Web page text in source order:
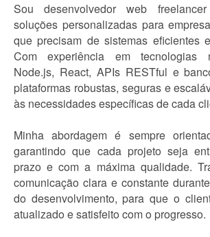
Sou desenvolvedor web
soluções personalizadas para
que precisam de sistemas eficientes
Com experiência em tecnologias
Node.js, React, APIs RESTful e
plataformas robustas, seguras e
às necessidades específicas de cada
Minha abordagem é sempre
garantindo que cada projeto seja
prazo e com a máxima qualidade.
comunicação clara e constante
do desenvolvimento, para que o
atualizado e satisfeito com o progresso.